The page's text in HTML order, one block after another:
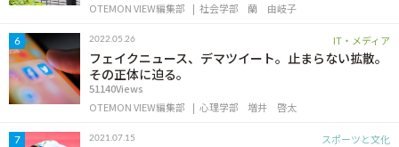
OTEMON VIEW編集部
社会学部 蘭 由岐子
6 2022.05.26 IT・メディア
フェイクニュース、デマツイート。止まらない拡散。
その正体に迫る。
51140Views
OTEMON VIEW編集部
心理学部 増井 啓太
7 2021.07.15 スポーツと文化